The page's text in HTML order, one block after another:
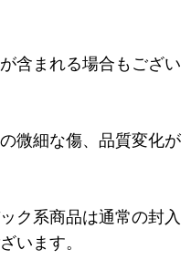
含まれる場合もござい
微細な傷、品質変化が
ク系商品は通常の封入
います。